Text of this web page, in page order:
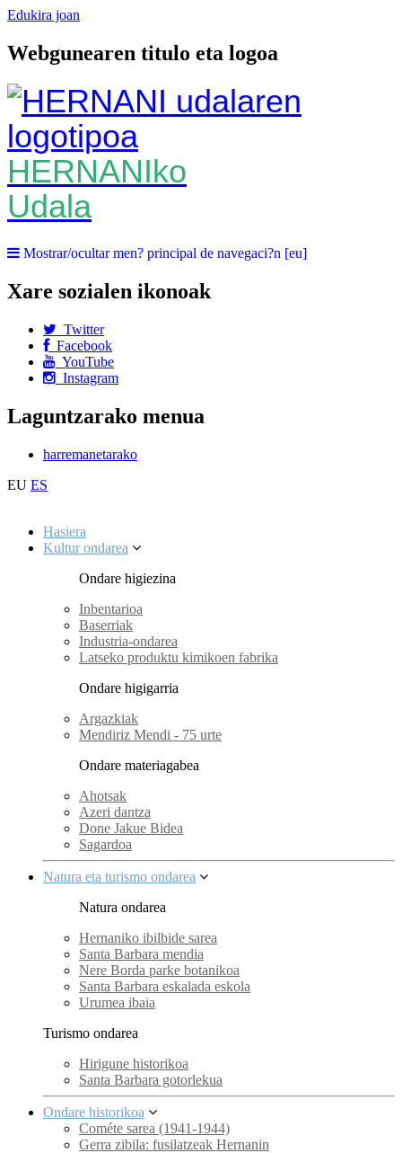
Edukira joan
Webgunearen titulo eta logoa
HERNANIko
Udala
Mostrar/ocultar men? principal de navegaci?n [eu]
Xare sozialen ikonoak
Twitter
Facebook
YouTube
Instagram
Laguntzarako menua
harremanetarako
EU ES
Hasiera
Kultur ondarea
Ondare higiezina
Inbentarioa
Baserriak
Industria-ondarea
Latseko produktu kimikoen fabrika
Ondare higigarria
Argazkiak
Mendiriz Mendi - 75 urte
Ondare materiagabea
Ahotsak
Azeri dantza
Done Jakue Bidea
Sagardoa
Natura eta turismo ondarea
Natura ondarea
Hernaniko ibilbide sarea
Santa Barbara mendia
Nere Borda parke botanikoa
Santa Barbara eskalada eskola
Urumea ibaia
Turismo ondarea
Hirigune historikoa
Santa Barbara gotorlekua
Ondare historikoa
Cométe sarea (1941-1944)
Gerra zibila: fusilatzeak Hernanin